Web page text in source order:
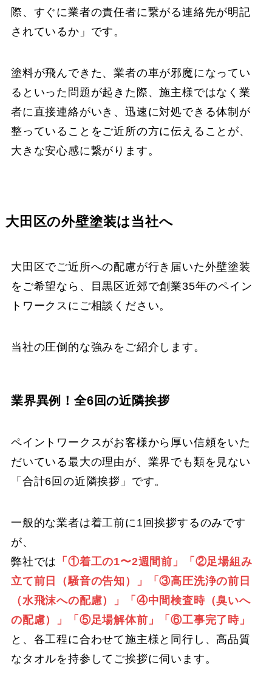
際、すぐに業者の責任者に繋がる連絡先が明記
されているか」です。
塗料が飛んできた、業者の車が邪魔になってい
るといった問題が起きた際、施主様ではなく業
者に直接連絡がいき、迅速に対処できる体制が
整っていることをご近所の方に伝えることが、
大きな安心感に繋がります。
大田区の外壁塗装は当社へ
大田区でご近所への配慮が行き届いた外壁塗装
をご希望なら、目黒区近郊で創業35年のペイン
トワークスにご相談ください。
当社の圧倒的な強みをご紹介します。
業界異例！全6回の近隣挨拶
ペイントワークスがお客様から厚い信頼をいた
だいている最大の理由が、業界でも類を見ない
「合計6回の近隣挨拶」です。
一般的な業者は着工前に1回挨拶するのみです
が、
弊社では 「①着工の1〜2週間前」「②足場組み
立て前日（騒音の告知）」「③高圧洗浄の前日
（水飛沫への配慮）」「④中間検査時（臭いへ
の配慮）」「⑤足場解体前」「⑥工事完了時」
と、各工程に合わせて施主様と同行し、高品質
なタオルを持参してご挨拶に伺います。